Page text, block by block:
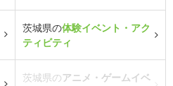
茨城県の体験イベント・アク
ティビティ
茨城県のアニメ・ゲームイベ